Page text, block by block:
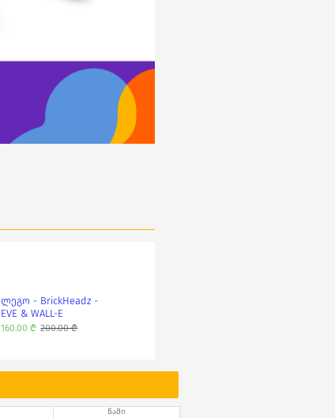
ლეგო - BrickHeadz -
EVE & WALL-E
160.00 ₾ 200.00 ₾
წამი